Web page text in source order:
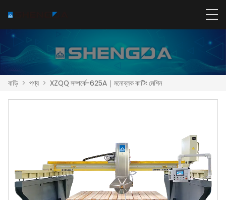
বাড়ি > পণ্য > XZQQ সম্পর্কে-625A｜মনোব্লক কাটিং মেশিন